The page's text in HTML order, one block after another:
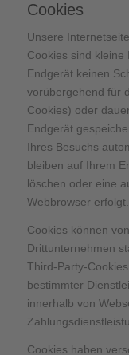
Cookies
Unsere
Cookies sind
Endgerät keinen
vorübergehend für
Cookies) oder
Endgerät
Ihres Besuchs
bleiben auf Ihrem
löschen oder eine
Webbrowser erfolgt.
Cookies können
Drittunternehmen
Third-Party-
bestimmter
innerhalb von
Cookies haben